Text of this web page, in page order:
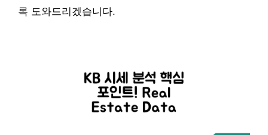
록 도와드리겠습니다.